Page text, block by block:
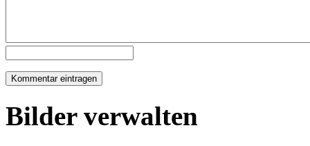
Bilder verwalten